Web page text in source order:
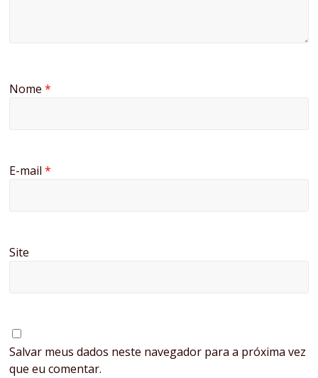
Nome*
E-mail*
Site
Salvar meus dados neste navegador para a próxima vez
que eu comentar.